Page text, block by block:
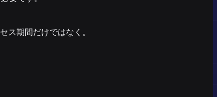
ス期間だけではなく。